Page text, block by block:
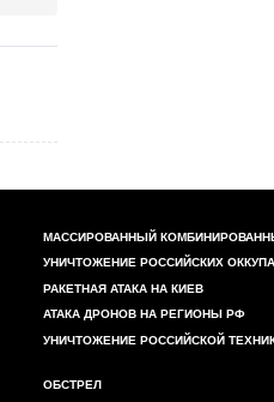
МАССИРОВАННЫЙ
УНИЧТОЖЕНИЕ РОССИЙСКИХ
РАКЕТНАЯ АТАКА НА КИЕВ
АТАКА ДРОНОВ НА РЕГИОНЫ РФ
УНИЧТОЖЕНИЕ РОССИЙСКОЙ
ОБСТРЕЛ